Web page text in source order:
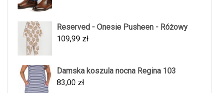
Reserved - Onesie Pusheen - Różowy
109,99 zł
Damska koszula nocna Regina 103
83,00 zł